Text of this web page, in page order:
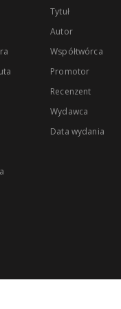
Tytuł
Autor
Współtwórca
Promotor
Recenzent
Wydawca
Data wydania